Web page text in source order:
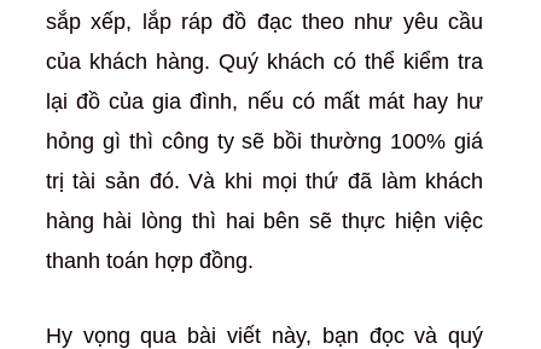
sắp xếp, lắp ráp đồ đạc theo như yêu cầu
của khách hàng. Quý khách có thể kiểm tra
lại đồ của gia đình, nếu có mất mát hay hư
hỏng gì thì công ty sẽ bồi thường 100% giá
trị tài sản đó. Và khi mọi thứ đã làm khách
hàng hài lòng thì hai bên sẽ thực hiện việc
thanh toán hợp đồng.
Hy vọng qua bài viết này, bạn đọc và quý